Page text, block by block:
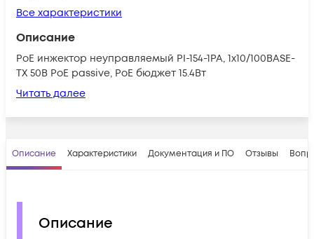
Все характеристики
Описание
PoE инжектор неуправляемый PI-154-1PA, 1x10/100BASE-
TX 50В PoE passive, PoE бюджет 15.4Вт
Читать далее
Описание Характеристики Документация и ПО Отзывы
Описание